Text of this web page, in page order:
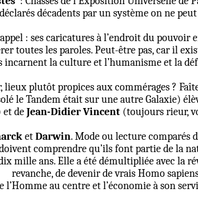
décadents par un système on ne
: ses caricatures à l’endroit du pouvoir
toutes les paroles. Peut-être pas, car il
incarnent la culture et l’humanisme et la
plutôt propices aux commérages ?
le Tandem était sur une autre Galaxie)
deJean-Didier Vincent (toujours rieur,
etDarwin. Mode ou lecture comparés
comprendre qu’ils font partie de la
mille ans. Elle a été démultipliée avec la
revanche, de devenir de vrais Homo
au centre et l’économie à son